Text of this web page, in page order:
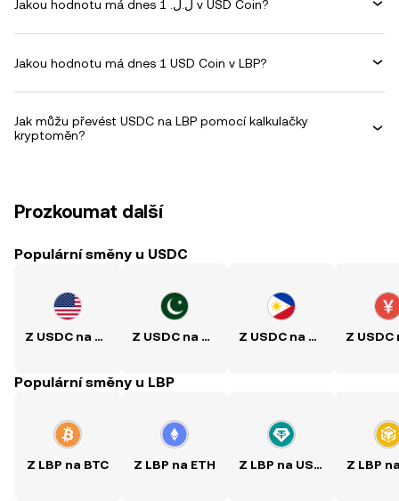
Jakou hodnotu má dnes 1 .ل.ل v USD Coin?
Jakou hodnotu má dnes 1 USD Coin v LBP?
Jak můžu převést USDC na LBP pomocí kalkulačky
kryptoměn?
Prozkoumat další
Populární směny u USDC
Z USDC na USD Z USDC na PKR Z USDC na PHP
Populární směny u LBP
Z LBP na BTC Z LBP na ETH Z LBP na USDT Z LBP